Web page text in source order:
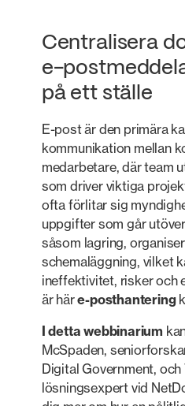
Centralisera
e-
på ett ställe
E-post är den primära
kommunikation mellan
medarbetare, där team
som driver viktiga
ofta förlitar sig
uppgifter som går
såsom lagring,
schemaläggning, vilket
ineffektivitet, risker och
är häre-posthantering
I detta webbinarium
McSpaden,
Digital Government, och
lösningsexpert vid